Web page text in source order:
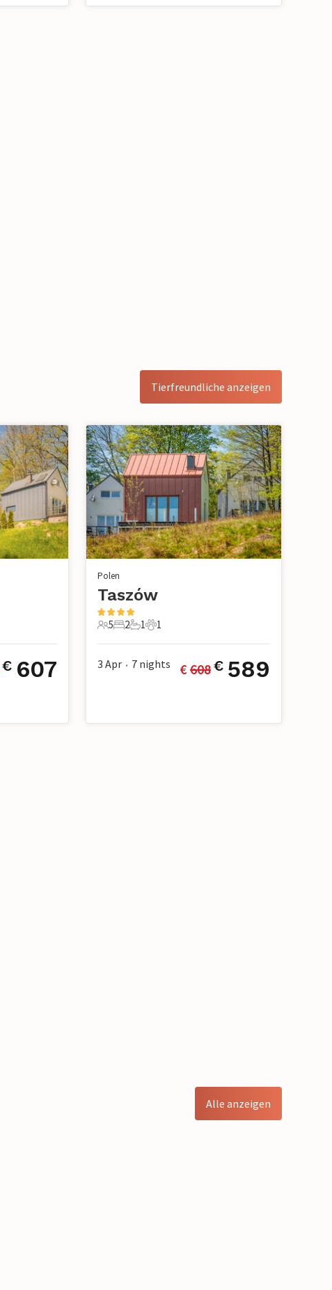
Tierfreundliche anzeigen
€ 607
Polen
Taszów
5 Gäste
5
2 Schlafzimmer
2
1 Badezimmer
1
1 Haustier
1
3 Apr • 7 nights € 608€ 589
Alle anzeigen